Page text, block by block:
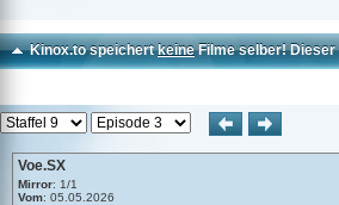
Kinox.to speichertkeineFilme selber! Dieser
Voe.SX
Mirror: 1/1
Vom: 05.05.2026